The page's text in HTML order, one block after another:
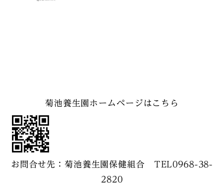
菊池養生園ホームページはこちら
お問合せ先：菊池養生園保健組合 TEL0968-38-
2820